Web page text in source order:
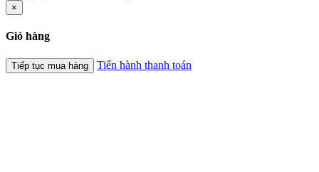
×
Giỏ hàng
Tiếp tục mua hàng Tiến hành thanh toán